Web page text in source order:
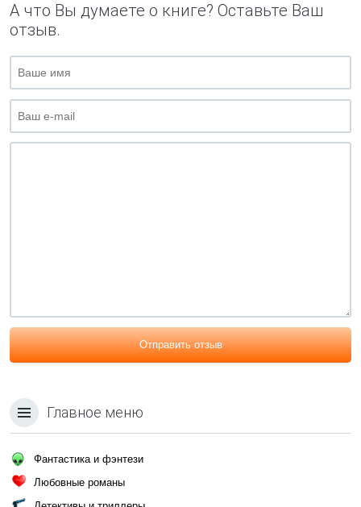
А что Вы думаете о книге? Оставьте Ваш
отзыв.
Отправить отзыв
Главное меню
Фантастика и фэнтези
Любовные романы